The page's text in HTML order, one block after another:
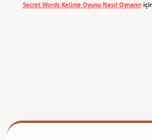
Secret Words Kelime Oyunu Nasıl Oynanır